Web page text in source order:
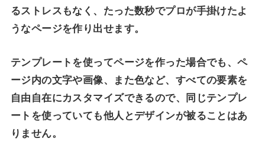
るストレスもなく、たった数秒でプロが手掛けたよ
うなページを作り出せます。
テンプレートを使ってページを作った場合でも、ペ
ージ内の文字や画像、また色など、すべての要素を
自由自在にカスタマイズできるので、同じテンプレ
ートを使っていても他人とデザインが被ることはあ
りません。